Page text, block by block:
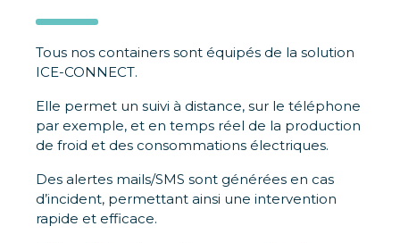
Tous nos containers sont équipés de la solution
ICE-CONNECT.
Elle permet un suivi à distance, sur le téléphone
par exemple, et en temps réel de la production
de froid et des consommations électriques.
Des alertes mails/SMS sont générées en cas
d’incident, permettant ainsi une intervention
rapide et efficace.